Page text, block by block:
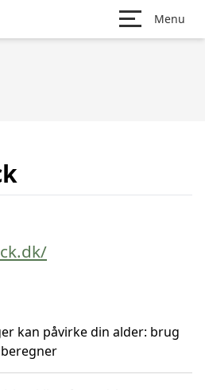
Menu
kan påvirke din alder: brug